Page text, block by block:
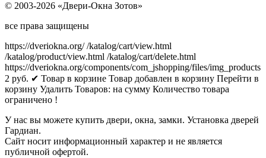
© 2003-2026 «Двери-Окна Зотов»
все права защищены
https://dveriokna.org/ /katalog/cart/view.html
/katalog/product/view.html /katalog/cart/delete.html
https://dveriokna.org/components/com_jshopping/files/img_products
2 руб. ✔ Товар в корзине Товар добавлен в корзину Перейти в
корзину Удалить Товаров: на сумму Количество товара
ограничено !
У нас вы можете купить двери, окна, замки. Установка дверей
Гардиан.
Сайт носит информационный характер и не является
публичной офертой.